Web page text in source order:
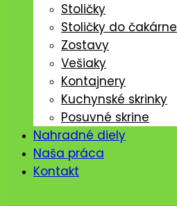
Stoličky
Stoličky do čakárne
Zostavy
Vešiaky
Kontajnery
Kuchynské skrinky
Posuvné skrine
Nahradné diely
Naša práca
Kontakt